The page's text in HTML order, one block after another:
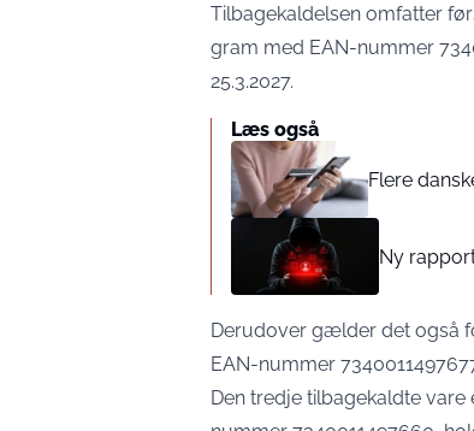
Tilbagekaldelsen omfatter
gram med EAN-nummer
25.3.2027.
Læs også
Flere
Ny
Derudover gælder det også
EAN-nummer
Den tredje tilbagekaldte